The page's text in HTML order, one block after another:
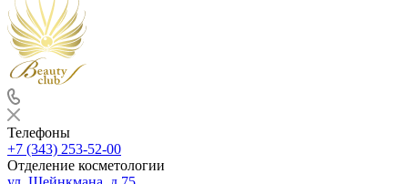
Телефоны
+7 (343) 253-52-00
Отделение косметологии